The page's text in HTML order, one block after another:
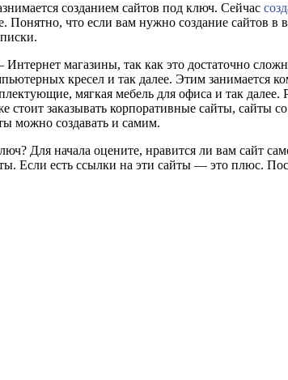
созданием сайтов под ключ. Сейчас
Понятно, что если вам нужно создание сайтов
магазины, так как это достаточно
кресел и так далее. Этим занимается
мягкая мебель для офиса и так
стоит заказывать корпоративные сайты,
можно создавать и самим.
Для начала оцените, нравится ли вам сайт
Если есть ссылки на эти сайты — это плюс.